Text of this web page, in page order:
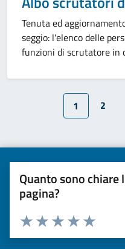
Tenuta ed
seggio: l'elenco delle
funzioni di scrutatore in
1 2
Quanto sono
pagina?
Valuta da 1 a 5 stelle la pagina
Valuta 5
Valuta 4
Valuta 3 stelle su
Valuta 2 stelle su 5
Valuta una stella su 5